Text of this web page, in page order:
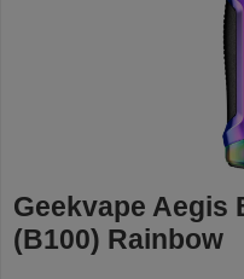
Geekvape Aegis
(B100) Rainbow